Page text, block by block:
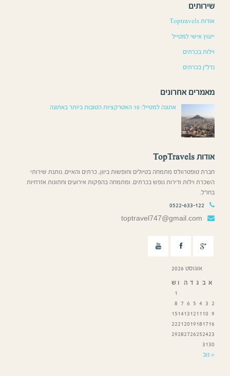
שירותים
אודות Toptravels
ייעוץ אישי למטייל
וילות בכרתים
נדל”ן בכרתים
מאמרים אחרונים
אתונה למטייל: 10 האטרקציות הטובות ביותר באתונה
אודות TopTravels
חברת טופטרוולס מתמחה בטיולים וחופשות ביוון, כרתים והאיים. נותנת שירותי
השכרת וילות ודירות נופש בכרתים. ומתמחה בהפקות אירועים וחתונות אזרחיות
בחו”ל.
0522-633-122
toptravel747@gmail.com
אוגוסט 2026
א ב ג ד ה ו ש
1
2
3
4
5
6
7
8
9
10
11
12
13
14
15
16
17
18
19
20
21
22
23
24
25
26
27
28
29
30
31
« נוב